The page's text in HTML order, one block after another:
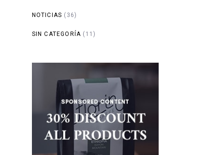
NOTICIAS (36)
SIN CATEGORÍA (11)